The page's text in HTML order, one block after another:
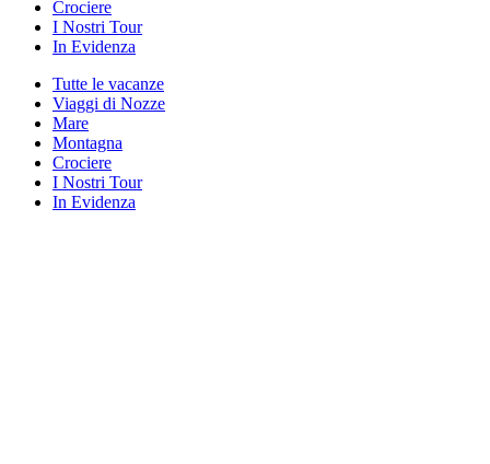
Crociere
I Nostri Tour
In Evidenza
Tutte le vacanze
Viaggi di Nozze
Mare
Montagna
Crociere
I Nostri Tour
In Evidenza